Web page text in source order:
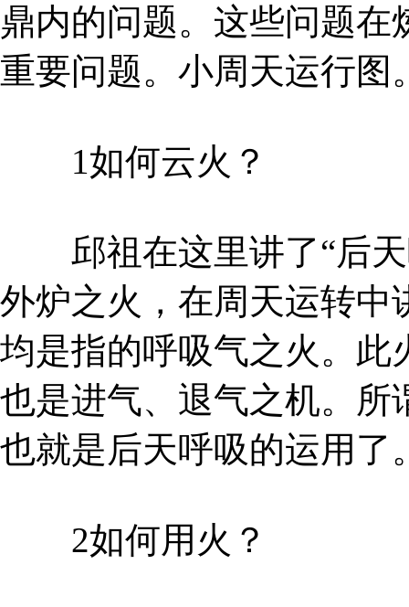
鼎内的问题。这些问题
重要问题。小周天运行图
1如何云火？
邱祖在这里讲了“后天
外炉之火，在周天运转中
均是指的呼吸气之火。此
也是进气、退气之机。所
也就是后天呼吸的运用了
2如何用火？